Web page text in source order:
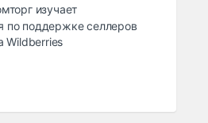
изучает
по поддержке селлеров
Wildberries